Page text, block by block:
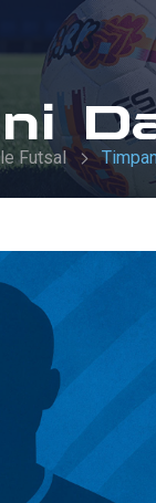
Futsal